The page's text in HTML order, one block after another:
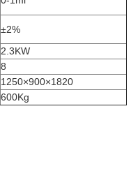
±2%
2.3KW
8
1250×900×1820
600Kg